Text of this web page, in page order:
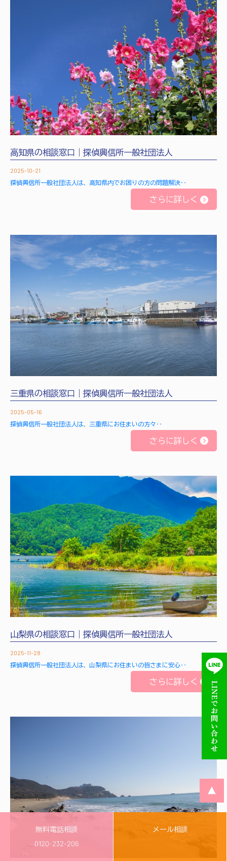
高知県の相談窓口｜探偵興信所一般社団法人
2025-10-21
探偵興信所一般社団法人は、高知県内でお困りの方の問題解決‥
さらに詳しく
三重県の相談窓口｜探偵興信所一般社団法人
2025-05-16
探偵興信所一般社団法人は、三重県にお住まいの方々‥
さらに詳しく
山梨県の相談窓口｜探偵興信所一般社団法人
2025-11-28
探偵興信所一般社団法人は、山梨県にお住まいの皆さまに安心‥
さらに詳しく
▲
無料電話相談
0120-232-206
メール相談